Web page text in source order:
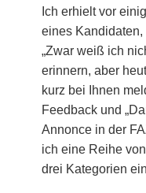
Ich erhielt vor
eines
„Zwar weiß ich
erinnern, aber
kurz bei Ihnen
Feedback und
Annonce in der
ich eine Reihe
drei Kategorien